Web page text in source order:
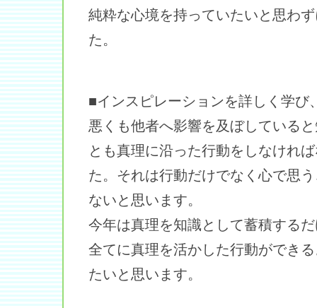
純粋な心境を持っていたいと思わ
た。
■インスピレーションを詳しく学び
悪くも他者へ影響を及ぼしている
とも真理に沿った行動をしなけれ
た。それは行動だけでなく心で思
ないと思います。
今年は真理を知識として蓄積する
全てに真理を活かした行動ができ
たいと思います。